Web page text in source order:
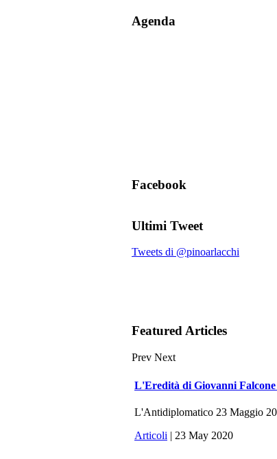
Agenda
Facebook
Ultimi Tweet
Tweets di @pinoarlacchi
Featured Articles
Prev Next
L'Eredità di Giovanni Falcone
L'Antidiplomatico 23 Maggio
Articoli | 23 May 2020